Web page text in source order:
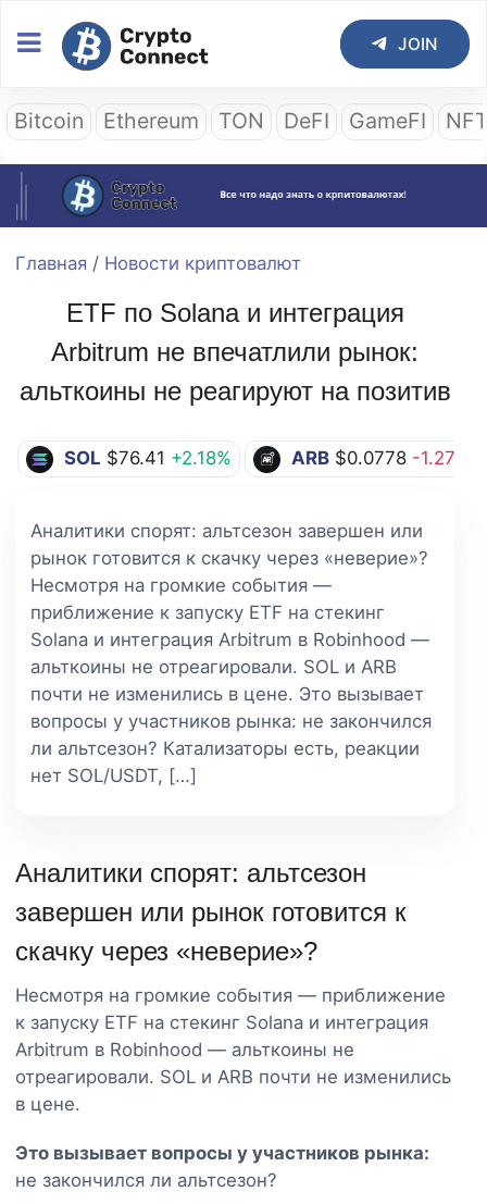
JOIN
Bitcoin Ethereum TON DeFI GameFI
Главная / Новости криптовалют
ETF по Solana и интеграция
Arbitrum не впечатлили рынок:
альткоины не реагируют на позитив
SOL $76.41 +2.18% ARB $0.0778 -1.27%
Аналитики спорят: альтсезон завершен или
рынок готовится к скачку через «неверие»?
Несмотря на громкие события —
приближение к запуску ETF на стекинг
Solana и интеграция Arbitrum в Robinhood —
альткоины не отреагировали. SOL и ARB
почти не изменились в цене. Это вызывает
вопросы у участников рынка: не закончился
ли альтсезон? Катализаторы есть, реакции
нет SOL/USDT, […]
Аналитики спорят: альтсезон
завершен или рынок готовится к
скачку через «неверие»?
Несмотря на громкие события — приближение
к запуску ETF на стекинг Solana и интеграция
Arbitrum в Robinhood — альткоины не
отреагировали. SOL и ARB почти не изменились
в цене.
Это вызывает вопросы у участников рынка:
не закончился ли альтсезон?